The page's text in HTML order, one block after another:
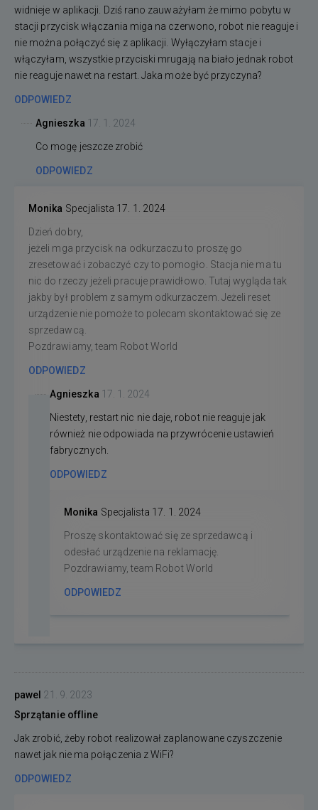
widnieje w aplikacji. Dziś rano zauważyłam że mimo pobytu w
stacji przycisk włączania miga na czerwono, robot nie reaguje i
nie można połączyć się z aplikacji. Wyłączyłam stacje i
włączyłam, wszystkie przyciski mrugają na biało jednak robot
nie reaguje nawet na restart. Jaka może być przyczyna?
ODPOWIEDZ
Agnieszka 17. 1. 2024
Co mogę jeszcze zrobić
ODPOWIEDZ
Monika Specjalista 17. 1. 2024
Dzień dobry,
jeżeli mga przycisk na odkurzaczu to proszę go
zresetować i zobaczyć czy to pomogło. Stacja nie ma tu
nic do rzeczy jeżeli pracuje prawidłowo. Tutaj wygląda tak
jakby był problem z samym odkurzaczem. Jeżeli reset
urządzenie nie pomoże to polecam skontaktować się ze
sprzedawcą.
Pozdrawiamy, team Robot World
ODPOWIEDZ
Agnieszka 17. 1. 2024
Niestety, restart nic nie daje, robot nie reaguje jak
również nie odpowiada na przywrócenie ustawień
fabrycznych.
ODPOWIEDZ
Monika Specjalista 17. 1. 2024
Proszę skontaktować się ze sprzedawcą i
odesłać urządzenie na reklamację.
Pozdrawiamy, team Robot World
ODPOWIEDZ
pawel 21. 9. 2023
Sprzątanie offline
Jak zrobić, żeby robot realizował zaplanowane czyszczenie
nawet jak nie ma połączenia z WiFi?
ODPOWIEDZ